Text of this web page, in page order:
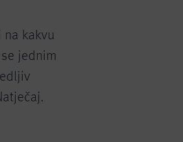
kakvu
jednim